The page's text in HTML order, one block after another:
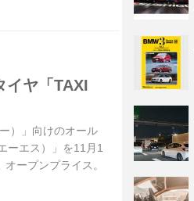
イヤ「TAXI
）」向けのオール
ーエス）」を11月1
ープンプライス。